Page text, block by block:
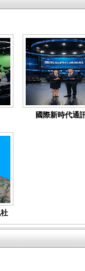
國際新時代通